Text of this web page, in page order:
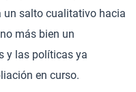
un salto cualitativo hacia
más bien un
y las políticas ya
en curso.